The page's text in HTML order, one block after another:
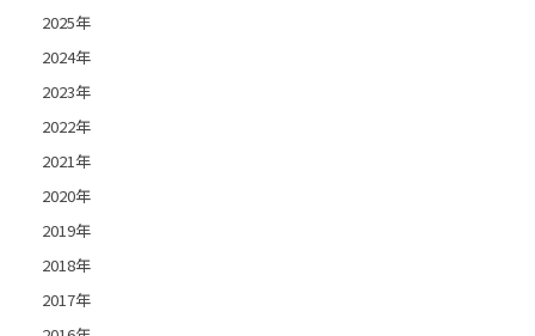
2025年
2024年
2023年
2022年
2021年
2020年
2019年
2018年
2017年